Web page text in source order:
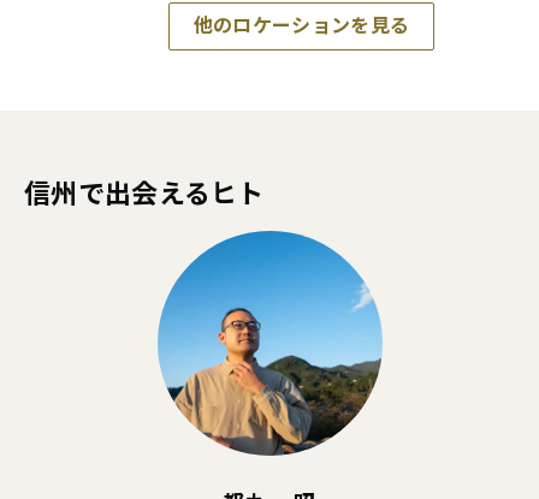
他のロケーションを見る
信州で出会えるヒト